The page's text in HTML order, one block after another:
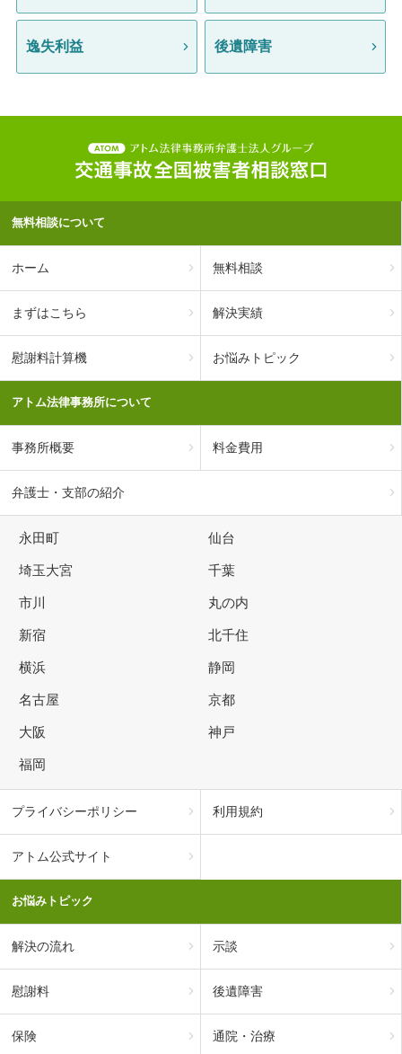
逸失利益 後遺障害
無料相談について
ホーム 無料相談
まずはこちら 解決実績
慰謝料計算機 お悩みトピック
アトム法律事務所について
事務所概要 料金費用
弁護士・支部の紹介
永田町 仙台
埼玉大宮 千葉
市川 丸の内
新宿 北千住
横浜 静岡
名古屋 京都
大阪 神戸
福岡
プライバシーポリシー 利用規約
アトム公式サイト
お悩みトピック
解決の流れ 示談
慰謝料 後遺障害
保険 通院・治療